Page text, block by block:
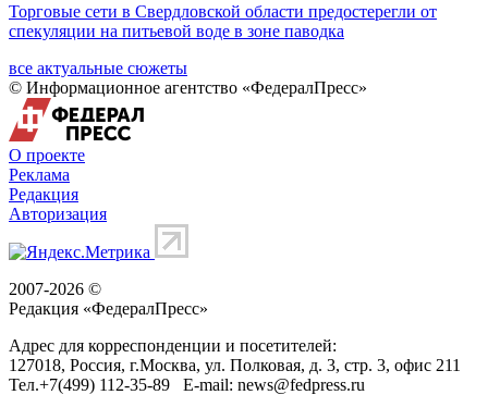
Торговые сети в Свердловской области предостерегли от
спекуляции на питьевой воде в зоне паводка
все актуальные сюжеты
© Информационное агентство «ФедералПресс»
О проекте
Реклама
Редакция
Авторизация
2007-2026 ©
Редакция «ФедералПресс»
Адрес для корреспонденции и посетителей:
127018, Россия, г.Москва, ул. Полковая, д. 3, стр. 3, офис 211
Тел.+7(499) 112-35-89 E-mail: news@fedpress.ru